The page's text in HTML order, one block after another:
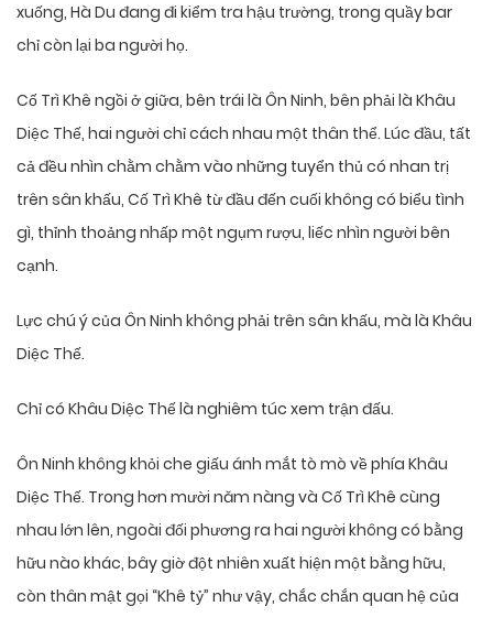
xuống, Hà Du đang đi kiểm tra hậu trường, trong quầy bar
chỉ còn lại ba người họ.
Cố Trì Khê ngồi ở giữa, bên trái là Ôn Ninh, bên phải là Khâu
Diệc Thế, hai người chỉ cách nhau một thân thể. Lúc đầu, tất
cả đều nhìn chằm chằm vào những tuyển thủ có nhan trị
trên sân khấu, Cố Trì Khê từ đầu đến cuối không có biểu tình
gì, thỉnh thoảng nhấp một ngụm rượu, liếc nhìn người bên
cạnh.
Lực chú ý của Ôn Ninh không phải trên sân khấu, mà là Khâu
Diệc Thế.
Chỉ có Khâu Diệc Thế là nghiêm túc xem trận đấu.
Ôn Ninh không khỏi che giấu ánh mắt tò mò về phía Khâu
Diệc Thế. Trong hơn mười năm nàng và Cố Trì Khê cùng
nhau lớn lên, ngoài đối phương ra hai người không có bằng
hữu nào khác, bây giờ đột nhiên xuất hiện một bằng hữu,
còn thân mật gọi “Khê tỷ” như vậy, chắc chắn quan hệ của